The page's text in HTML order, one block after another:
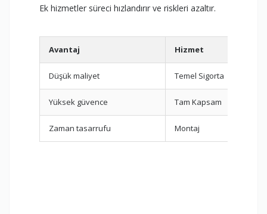
Ek hizmetler süreci hızlandırır ve riskleri azaltır.
Avantaj Hizmet
Düşük maliyet Temel Sigorta
Yüksek güvence Tam Kapsam
Zaman tasarrufu Montaj